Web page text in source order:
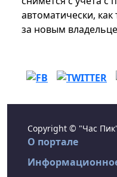
автоматически,
за новым
Copyright © "Час
О портале